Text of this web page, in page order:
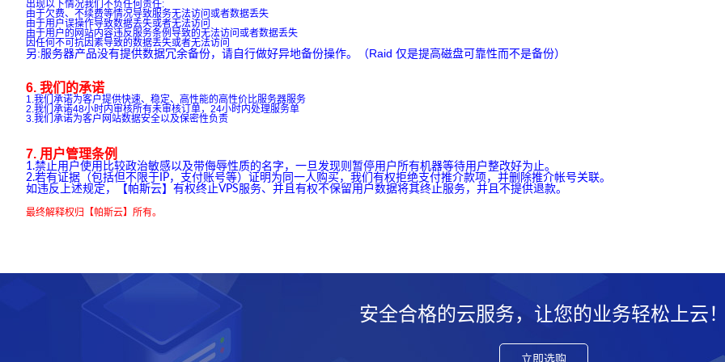
出现以下情况我们不负任何责任:
由于欠费、不续费等情况导致服务无法访问或者数据丢失
由于用户误操作导致数据丢失或者无法访问
由于用户的网站内容违反服务条例导致的无法访问或者数据丢失
因任何不可抗因素导致的数据丢失或者无法访问
另:服务器产品没有提供数据冗余备份，请自行做好异地备份操作。（Raid 仅是提高磁盘可靠性而不是备份）
6. 我们的承诺
1.我们承诺为客户提供快速、稳定、高性能的高性价比服务器服务
2.我们承诺48小时内审核所有未审核订单，24小时内处理服务单
3.我们承诺为客户网站数据安全以及保密性负责
7. 用户管理条例
1.禁止用户使用比较政治敏感以及带侮辱性质的名字，一旦发现则暂停用户所有机器等待用户整改好为止。
2.若有证据（包括但不限于IP，支付账号等）证明为同一人购买，我们有权拒绝支付推介款项，并删除推介帐号关联。
如违反上述规定，【帕斯云】有权终止VPS服务、并且有权不保留用户数据将其终止服务，并且不提供退款。
最终解释权归【帕斯云】所有。
安全合格的云服务，让您的业务轻松上云
立即选购